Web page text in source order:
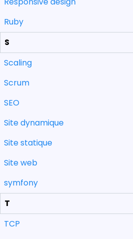
Ruby
S
Scaling
Scrum
SEO
Site dynamique
Site statique
Site web
symfony
T
TCP